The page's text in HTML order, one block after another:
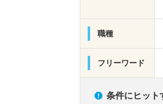
職種
フリーワード
条件にヒット